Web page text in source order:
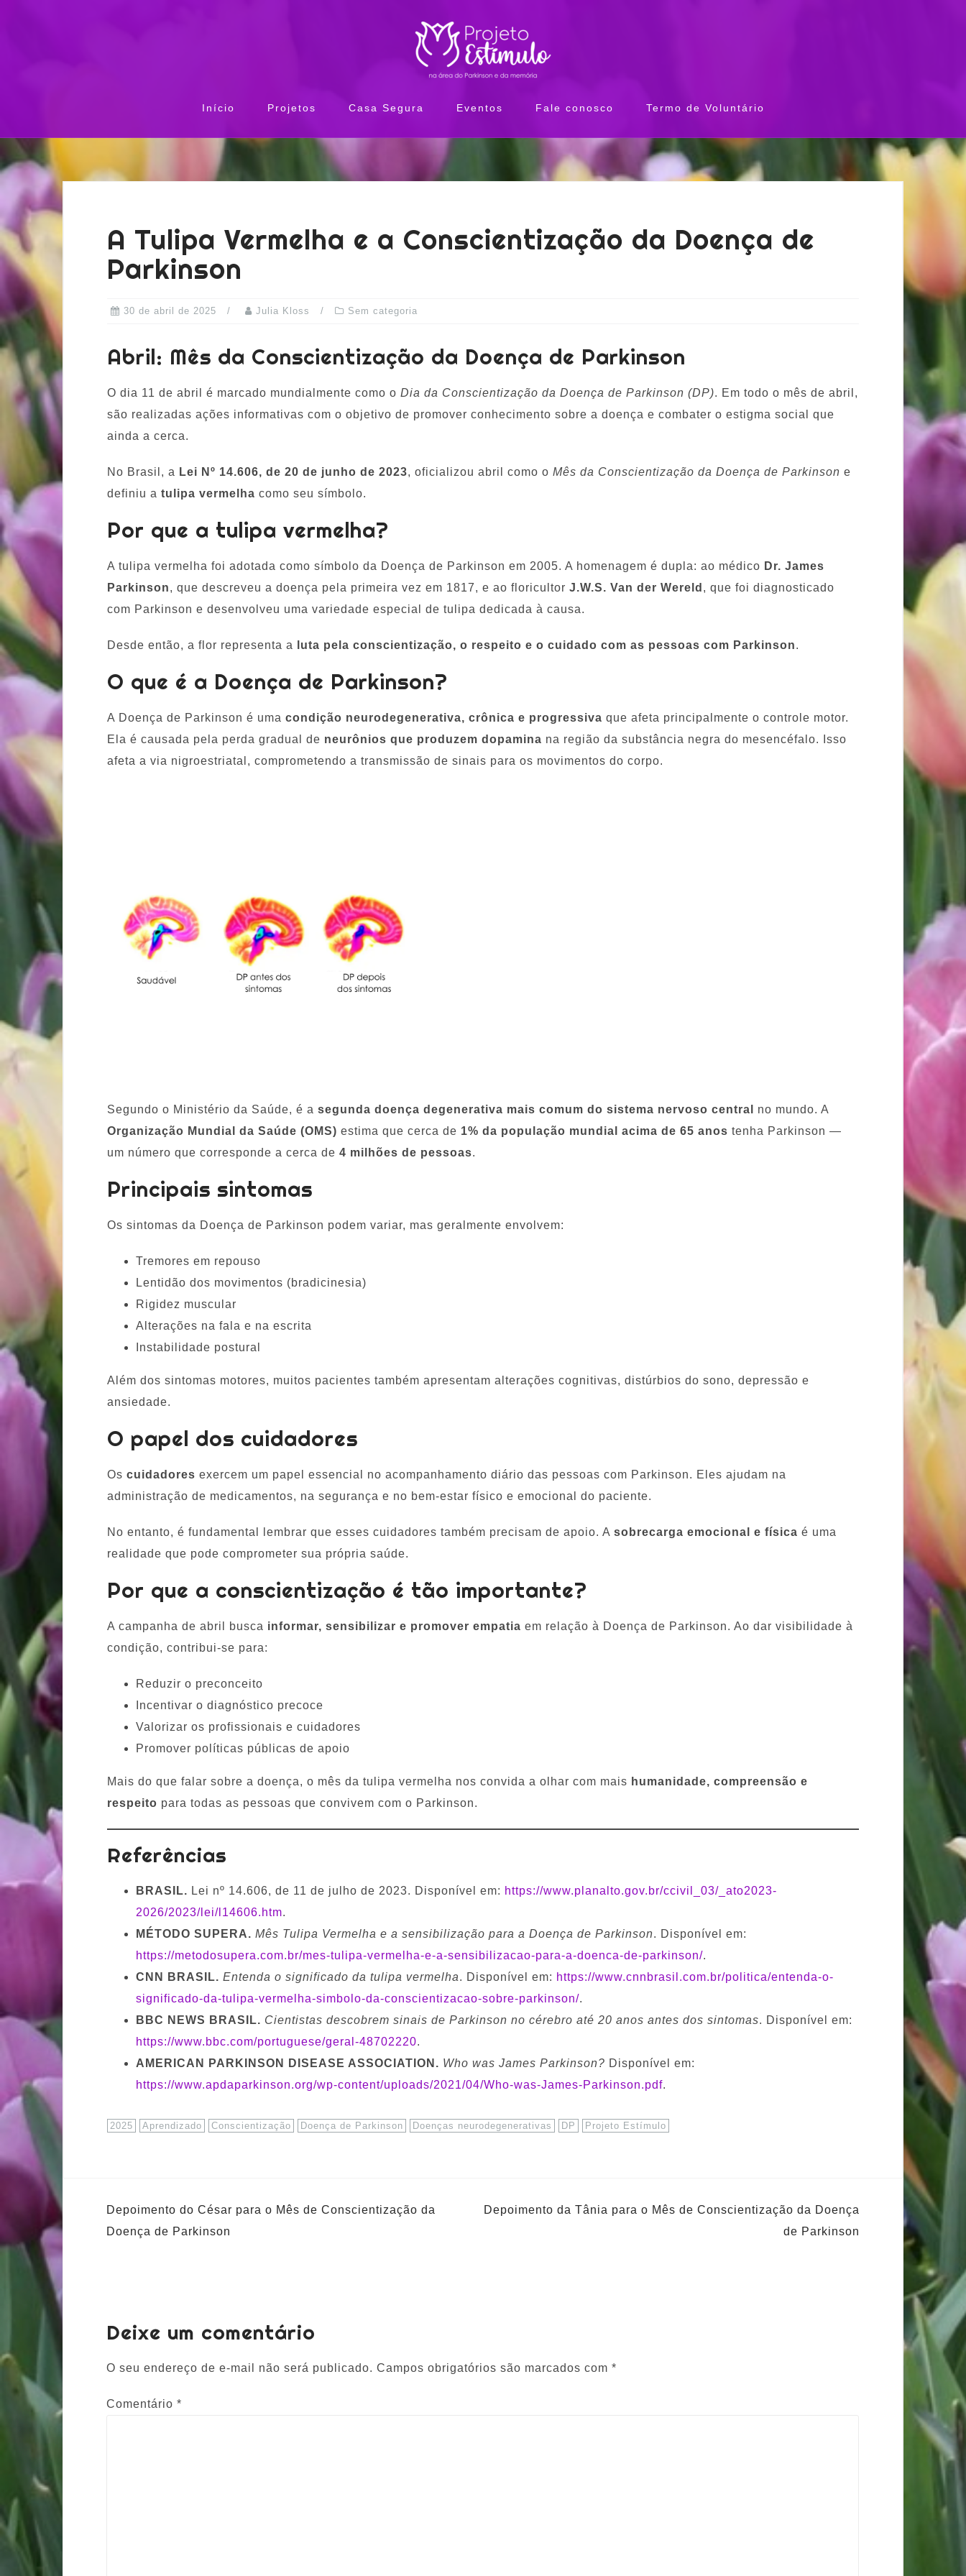
Início Projetos Casa Segura Eventos Fale conosco Termo de Voluntário
A Tulipa Vermelha e a Conscientização da Doença de
Parkinson
30 de abril de 2025 Julia Kloss Sem categoria
Abril: Mês da Conscientização da Doença de Parkinson
O dia 11 de abril é marcado mundialmente como o Dia da Conscientização da Doença de Parkinson (DP). Em todo o mês de abril,
são realizadas ações informativas com o objetivo de promover conhecimento sobre a doença e combater o estigma social que
ainda a cerca.
No Brasil, a Lei Nº 14.606, de 20 de junho de 2023, oficializou abril como o Mês da Conscientização da Doença de Parkinson e
definiu a tulipa vermelha como seu símbolo.
Por que a tulipa vermelha?
A tulipa vermelha foi adotada como símbolo da Doença de Parkinson em 2005. A homenagem é dupla: ao médico Dr. James
Parkinson, que descreveu a doença pela primeira vez em 1817, e ao floricultor J.W.S. Van der Wereld , que foi diagnosticado
com Parkinson e desenvolveu uma variedade especial de tulipa dedicada à causa.
Desde então, a flor representa a luta pela conscientização, o respeito e o cuidado com as pessoas com Parkinson.
O que é a Doença de Parkinson?
A Doença de Parkinson é uma condição neurodegenerativa, crônica e progressiva que afeta principalmente o controle motor.
Ela é causada pela perda gradual de neurônios que produzem dopamina na região da substância negra do mesencéfalo. Isso
afeta a via nigroestriatal, comprometendo a transmissão de sinais para os movimentos do corpo.
Segundo o Ministério da Saúde, é a segunda doença degenerativa mais comum do sistema nervoso central
no mundo. A
Organização Mundial da Saúde (OMS) estima que cerca de 1% da população mundial acima de 65 anos tenha Parkinson —
um número que corresponde a cerca de 4 milhões de pessoas.
Principais sintomas
Os sintomas da Doença de Parkinson podem variar, mas geralmente envolvem:
Tremores em repouso
Lentidão dos movimentos (bradicinesia)
Rigidez muscular
Alterações na fala e na escrita
Instabilidade postural
Além dos sintomas motores, muitos pacientes também apresentam alterações cognitivas, distúrbios do sono, depressão e
ansiedade.
O papel dos cuidadores
Os cuidadores exercem um papel essencial no acompanhamento diário das pessoas com Parkinson. Eles ajudam na
administração de medicamentos, na segurança e no bem-estar físico e emocional do paciente.
No entanto, é fundamental lembrar que esses cuidadores também precisam de apoio. A sobrecarga emocional e física é uma
realidade que pode comprometer sua própria saúde.
Por que a conscientização é tão importante?
A campanha de abril busca informar, sensibilizar e promover empatia em relação à Doença de Parkinson. Ao dar visibilidade à
condição, contribui-se para:
Reduzir o preconceito
Incentivar o diagnóstico precoce
Valorizar os profissionais e cuidadores
Promover políticas públicas de apoio
Mais do que falar sobre a doença, o mês da tulipa vermelha nos convida a olhar com mais humanidade, compreensão e
respeito para todas as pessoas que convivem com o Parkinson.
Referências
BRASIL. Lei nº 14.606, de 11 de julho de 2023. Disponível em: https://www.planalto.gov.br/ccivil_03/_ato2023-
2026/2023/lei/l14606.htm.
MÉTODO SUPERA. Mês Tulipa Vermelha e a sensibilização para a Doença de Parkinson. Disponível em:
https://metodosupera.com.br/mes-tulipa-vermelha-e-a-sensibilizacao-para-a-doenca-de-parkinson/.
CNN BRASIL. Entenda o significado da tulipa vermelha. Disponível em: https://www.cnnbrasil.com.br/politica/entenda-o-
significado-da-tulipa-vermelha-simbolo-da-conscientizacao-sobre-parkinson/.
BBC NEWS BRASIL. Cientistas descobrem sinais de Parkinson no cérebro até 20 anos antes dos sintomas. Disponível em:
https://www.bbc.com/portuguese/geral-48702220.
AMERICAN PARKINSON DISEASE ASSOCIATION. Who was James Parkinson? Disponível em:
https://www.apdaparkinson.org/wp-content/uploads/2021/04/Who-was-James-Parkinson.pdf.
2025 Aprendizado Conscientização Doença de Parkinson Doenças neurodegenerativas DP Projeto Estímulo
Depoimento do César para o Mês de Conscientização da
Doença de Parkinson
Depoimento da Tânia para o Mês de Conscientização da Doença
de Parkinson
Deixe um comentário
O seu endereço de e-mail não será publicado. Campos obrigatórios são marcados com *
Comentário *